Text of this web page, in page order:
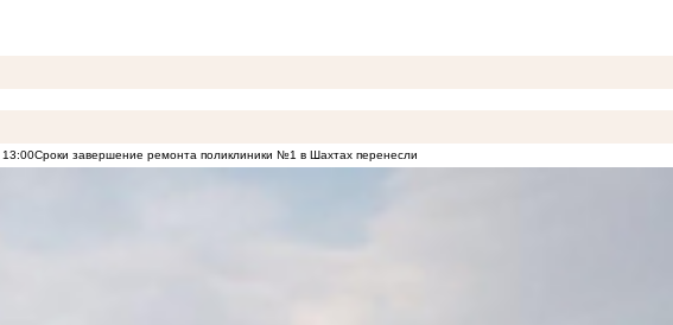
13:00Сроки завершение ремонта поликлиники №1 в Шахтах перенесли